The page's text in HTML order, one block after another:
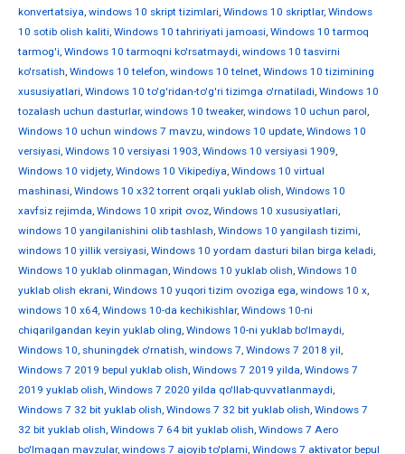
konvertatsiya, windows 10 skript tizimlari, Windows 10 skriptlar, Windows
10 sotib olish kaliti, Windows 10 tahririyati jamoasi, Windows 10 tarmoq
tarmog'i, Windows 10 tarmoqni ko'rsatmaydi, windows 10 tasvirni
ko'rsatish, Windows 10 telefon, windows 10 telnet, Windows 10 tizimining
xususiyatlari, Windows 10 to'g'ridan-to'g'ri tizimga o'rnatiladi, Windows 10
tozalash uchun dasturlar, windows 10 tweaker, windows 10 uchun parol,
Windows 10 uchun windows 7 mavzu, windows 10 update, Windows 10
versiyasi, Windows 10 versiyasi 1903, Windows 10 versiyasi 1909,
Windows 10 vidjety, Windows 10 Vikipediya, Windows 10 virtual
mashinasi, Windows 10 x32 torrent orqali yuklab olish, Windows 10
xavfsiz rejimda, Windows 10 xripit ovoz, Windows 10 xususiyatlari,
windows 10 yangilanishini olib tashlash, Windows 10 yangilash tizimi,
windows 10 yillik versiyasi, Windows 10 yordam dasturi bilan birga keladi,
Windows 10 yuklab olinmagan, Windows 10 yuklab olish, Windows 10
yuklab olish ekrani, Windows 10 yuqori tizim ovoziga ega, windows 10 х,
windows 10 х64, Windows 10-da kechikishlar, Windows 10-ni
chiqarilgandan keyin yuklab oling, Windows 10-ni yuklab bo'lmaydi,
Windows 10, shuningdek o'rnatish, windows 7, Windows 7 2018 yil,
Windows 7 2019 bepul yuklab olish, Windows 7 2019 yilda, Windows 7
2019 yuklab olish, Windows 7 2020 yilda qo'llab-quvvatlanmaydi,
Windows 7 32 bit yuklab olish, Windows 7 32 bit yuklab olish, Windows 7
32 bit yuklab olish, Windows 7 64 bit yuklab olish, Windows 7 Aero
bo'lmagan mavzular, windows 7 ajoyib to'plami, Windows 7 aktivator bepul